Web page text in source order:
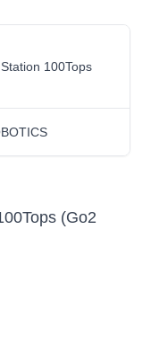
100Tops
(Go2